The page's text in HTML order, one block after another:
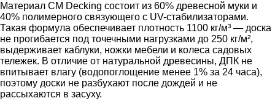
Материал CM Decking состоит из 60% древесной муки и
40% полимерного связующего с UV-стабилизаторами.
Такая формула обеспечивает плотность 1100 кг/м³ — доска
не прогибается под точечными нагрузками до 250 кг/м²,
выдерживает каблуки, ножки мебели и колеса садовых
тележек. В отличие от натуральной древесины, ДПК не
впитывает влагу (водопоглощение менее 1% за 24 часа),
поэтому доски не разбухают после дождей и не
рассыхаются в засуху.